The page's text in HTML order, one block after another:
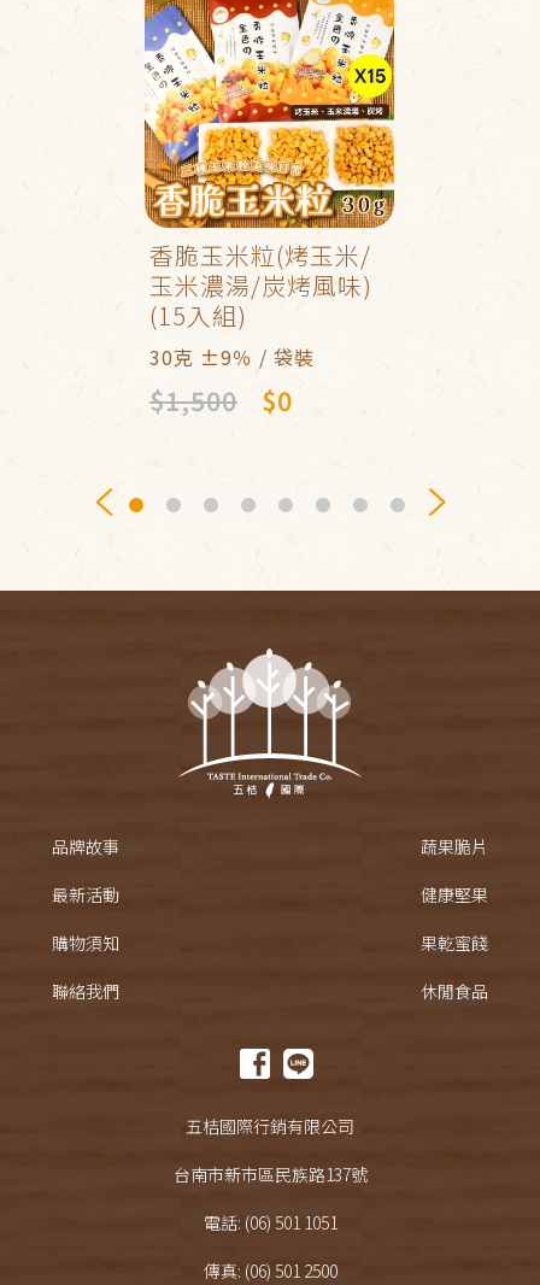
香脆玉米粒(烤玉米/
玉米濃湯/炭烤風味)
(15入組)
30克 ±9％ / 袋裝
$1,500 $0
品牌故事
最新活動
購物須知
聯絡我們
蔬果脆片
健康堅果
果乾蜜餞
休閒食品
五桔國際行銷有限公司
台南市新市區民族路137號
電話: (06) 501 1051
傳真: (06) 501 2500